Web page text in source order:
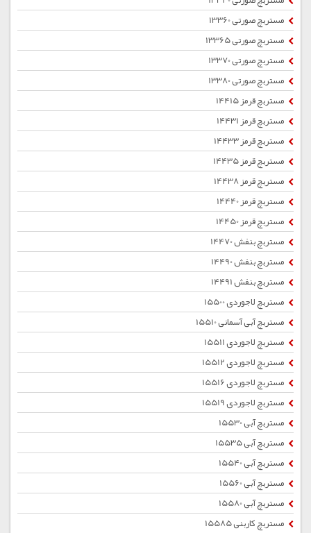
مستربچ صورتی 13360
مستربچ صورتی 13365
مستربچ صورتی 13370
مستربچ صورتی 13380
مستربچ قرمز 14415
مستربچ قرمز 14431
مستربچ قرمز 14433
مستربچ قرمز 14435
مستربچ قرمز 14438
مستربچ قرمز 14440
مستربچ قرمز 14450
مستربچ بنفش 14470
مستربچ بنفش 14490
مستربچ بنفش 14491
مستربچ لاجوردی 15500
مستربچ آبی آسمانی 15510
مستربچ لاجوردی 15511
مستربچ لاجوردی 15512
مستربچ لاجوردی 15516
مستربچ لاجوردی 15519
مستربچ آبی 15530
مستربچ آبی 15535
مستربچ آبی 15540
مستربچ آبی 15560
مستربچ آبی 15580
مستربچ کاربنی 15585